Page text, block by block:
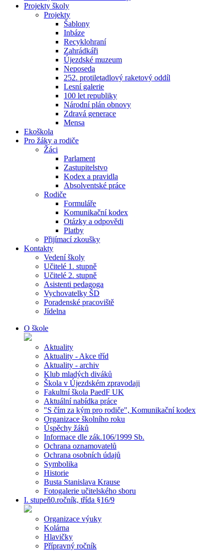
Projekty školy
Projekty
Šablony
Inbáze
Recyklohraní
Zahrádkáři
Újezdské muzeum
Neposeda
252. protiletadlový raketový oddíl
Lesní galerie
100 let republiky
Národní plán obnovy
Zdravá generace
Mensa
Ekoškola
Pro žáky a rodiče
Žáci
Parlament
Zastupitelstvo
Kodex a pravidla
Absolventské práce
Rodiče
Formuláře
Komunikační kodex
Otázky a odpovědi
Platby
Přijímací zkoušky
Kontakty
Vedení školy
Učitelé 1. stupně
Učitelé 2. stupně
Asistenti pedagoga
Vychovatelky ŠD
Poradenské pracoviště
Jídelna
O škole
Aktuality
Aktuality - Akce tříd
Aktuality - archiv
Klub mladých diváků
Škola v Újezdském zpravodaji
Fakultní škola PaedF UK
Aktuální nabídka práce
"S čím za kým pro rodiče", Komunikační kodex
Organizace školního roku
Úspěchy žáků
Informace dle zák.106/1999 Sb.
Ochrana oznamovatelů
Ochrana osobních údajů
Symbolika
Historie
Busta Stanislava Krause
Fotogalerie učitelského sboru
I. stupeň0.ročník, třída §16/9
Organizace výuky
Kolárna
Hlavičky
Přípravný ročník